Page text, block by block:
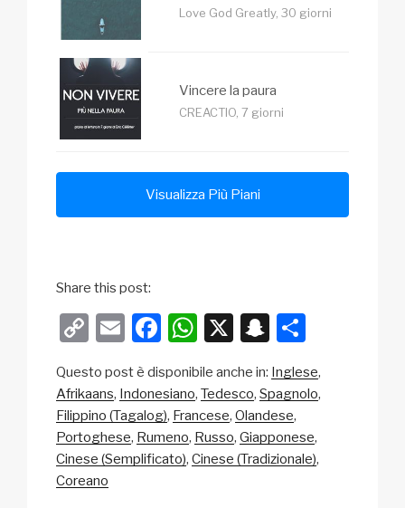
Love God Greatly, 30 giorni
Vincere la paura
CREACTIO, 7 giorni
Visualizza Più Piani
Share this post:
C
p
y
Li
n
E
ail
F
c
e
b
o
W
at
s
A
p
X
S
a
p
c
h
n
vi
di
Questo post è disponibile anche in: Inglese
Afrikaans Indonesiano Tedesco Spagnolo
Filippino (Tagalog) Francese Olandese
Portoghese Rumeno Russo Giapponese
Cinese (Semplificato) Cinese (Tradizionale)
Coreano